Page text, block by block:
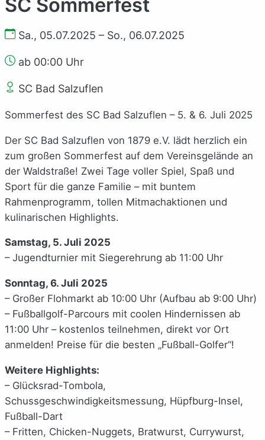
Sa., 05.07.2025 – So., 06.07.2025
ab 00:00 Uhr
SC Bad Salzuflen
Sommerfest des SC Bad Salzuflen – 5. & 6. Juli 2025
Der SC Bad Salzuflen von 1879 e.V. lädt herzlich ein
zum großen Sommerfest auf dem Vereinsgelände an
der Waldstraße! Zwei Tage voller Spiel, Spaß und
Sport für die ganze Familie – mit buntem
Rahmenprogramm, tollen Mitmachaktionen und
kulinarischen Highlights.
Samstag, 5. Juli 2025
– Jugendturnier mit Siegerehrung ab 11:00 Uhr
Sonntag, 6. Juli 2025
– Großer Flohmarkt ab 10:00 Uhr (Aufbau ab 9:00 Uhr)
– Fußballgolf-Parcours mit coolen Hindernissen ab
11:00 Uhr – kostenlos teilnehmen, direkt vor Ort
anmelden! Preise für die besten „Fußball-Golfer“!
Weitere Highlights:
– Glücksrad-Tombola,
Schussgeschwindigkeitsmessung, Hüpfburg-Insel,
Fußball-Dart
– Fritten, Chicken-Nuggets, Bratwurst, Currywurst,